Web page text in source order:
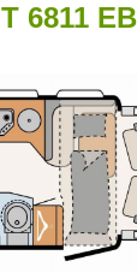
T 6811 EB